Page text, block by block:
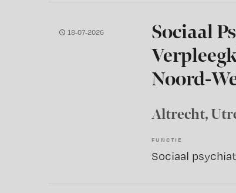
18-07-2026
Sociaal
Noord-
Altrecht,
FUNCTIE